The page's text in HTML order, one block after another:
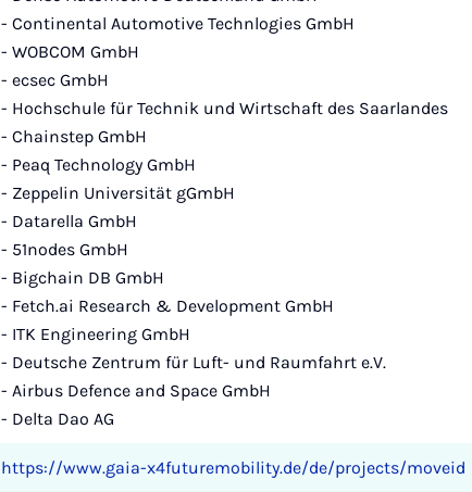
- Continental Automotive Technlogies GmbH
- WOBCOM GmbH
- ecsec GmbH
- Hochschule für Technik und Wirtschaft des Saarlandes
- Chainstep GmbH
- Peaq Technology GmbH
- Zeppelin Universität gGmbH
- Datarella GmbH
- 51nodes GmbH
- Bigchain DB GmbH
- Fetch.ai Research & Development GmbH
- ITK Engineering GmbH
- Deutsche Zentrum für Luft- und Raumfahrt e.V.
- Airbus Defence and Space GmbH
- Delta Dao AG
https://www.gaia-x4futuremobility.de/de/projects/moveid